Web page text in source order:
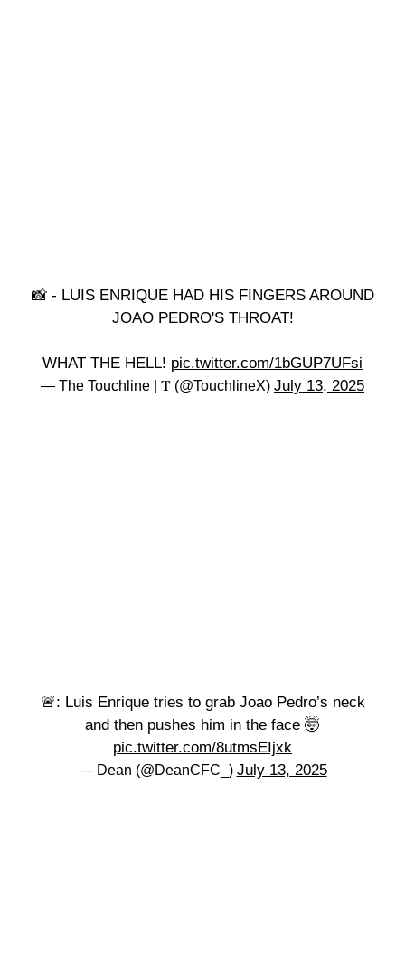
📸 - LUIS ENRIQUE HAD HIS FINGERS AROUND
JOAO PEDRO'S THROAT!
WHAT THE HELL! pic.twitter.com/1bGUP7UFsi
— The Touchline | 𝐓 (@TouchlineX) July 13, 2025
🚨: Luis Enrique tries to grab Joao Pedro’s neck
and then pushes him in the face 🤯
pic.twitter.com/8utmsEIjxk
— Dean (@DeanCFC_) July 13, 2025